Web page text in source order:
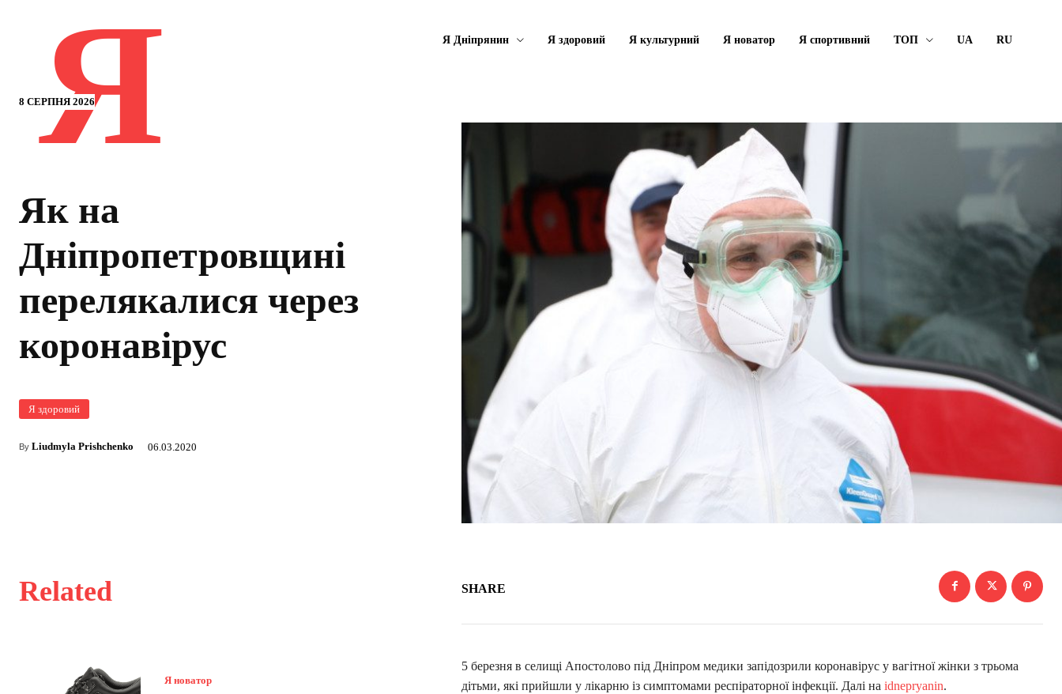
8 СЕРПНЯ 2026
Я Я Дніпрянин Я здоровий Я культурний Я новатор Я спортивний ТОП UA RU
Як на
Дніпропетровщині
перелякалися через
коронавірус
Я здоровий
By Liudmyla Prishchenko 06.03.2020
Related
Я новатор
SHARE
5 березня в селищі Апостолово під Дніпром медики запідозрили коронавірус у вагітної жінки з трьома
дітьми, які прийшли у лікарню із симптомами респіраторної інфекції. Далі на idnepryanin.